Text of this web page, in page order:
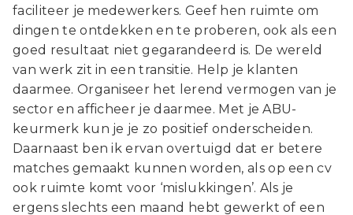
faciliteer je medewerkers. Geef hen ruimte om
dingen te ontdekken en te proberen, ook als een
goed resultaat niet gegarandeerd is. De wereld
van werk zit in een transitie. Help je klanten
daarmee. Organiseer het lerend vermogen van je
sector en afficheer je daarmee. Met je ABU-
keurmerk kun je je zo positief onderscheiden.
Daarnaast ben ik ervan overtuigd dat er betere
matches gemaakt kunnen worden, als op een cv
ook ruimte komt voor ‘mislukkingen’. Als je
ergens slechts een maand hebt gewerkt of een